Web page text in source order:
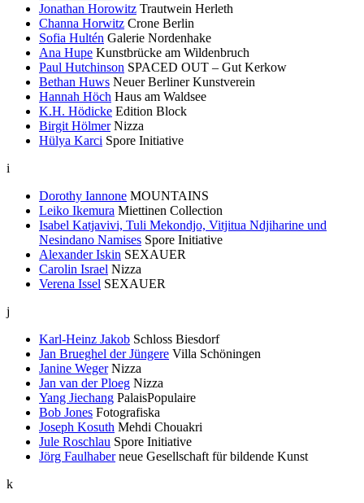
Jonathan Horowitz Trautwein Herleth
Channa Horwitz Crone Berlin
Sofia Hultén Galerie Nordenhake
Ana Hupe Kunstbrücke am Wildenbruch
Paul Hutchinson SPACED OUT – Gut Kerkow
Bethan Huws Neuer Berliner Kunstverein
Hannah Höch Haus am Waldsee
K.H. Hödicke Edition Block
Birgit Hölmer Nizza
Hülya Karci Spore Initiative
i
Dorothy Iannone MOUNTAINS
Leiko Ikemura Miettinen Collection
Isabel Katjavivi, Tuli Mekondjo, Vitjitua Ndjiharine und
Nesindano Namises Spore Initiative
Alexander Iskin SEXAUER
Carolin Israel Nizza
Verena Issel SEXAUER
j
Karl-Heinz Jakob Schloss Biesdorf
Jan Brueghel der Jüngere Villa Schöningen
Janine Weger Nizza
Jan van der Ploeg Nizza
Yang Jiechang PalaisPopulaire
Bob Jones Fotografiska
Joseph Kosuth Mehdi Chouakri
Jule Roschlau Spore Initiative
Jörg Faulhaber neue Gesellschaft für bildende Kunst
k